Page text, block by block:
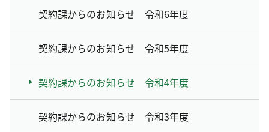
契約課からのお知らせ 令和6年度
契約課からのお知らせ 令和5年度
契約課からのお知らせ 令和4年度
契約課からのお知らせ 令和3年度